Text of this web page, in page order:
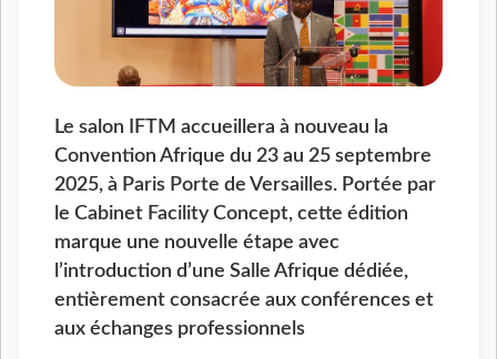
Le salon IFTM accueillera à nouveau la
Convention Afrique du 23 au 25 septembre
2025, à Paris Porte de Versailles. Portée par
le Cabinet Facility Concept, cette édition
marque une nouvelle étape avec
l’introduction d’une Salle Afrique dédiée,
entièrement consacrée aux conférences et
aux échanges professionnels